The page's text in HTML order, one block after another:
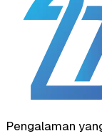
Pengalaman